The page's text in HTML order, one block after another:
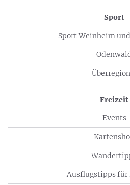
Sport
Sport Weinheim
Freizeit
Events
Ausflugstipps